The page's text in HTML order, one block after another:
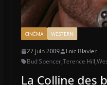
CINÉMA WESTERN
27 juin 2009
Loïc Blavier
Bud Spencer,Terence Hill,
La Colline des